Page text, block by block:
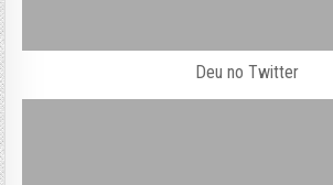
Deu no Twitter